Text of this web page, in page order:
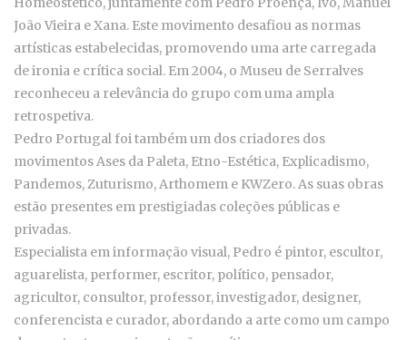
João Vieira e Xana. Este movimento desafiou as normas
artísticas estabelecidas, promovendo uma arte carregada
de ironia e crítica social. Em 2004, o Museu de Serralves
reconheceu a relevância do grupo com uma ampla
retrospetiva.
Pedro Portugal foi também um dos criadores dos
movimentos Ases da Paleta, Etno-Estética, Explicadismo,
Pandemos, Zuturismo, Arthomem e KWZero. As suas obras
estão presentes em prestigiadas coleções públicas e
privadas.
Especialista em informação visual, Pedro é pintor, escultor,
aguarelista, performer, escritor, político, pensador,
agricultor, consultor, professor, investigador, designer,
conferencista e curador, abordando a arte como um campo